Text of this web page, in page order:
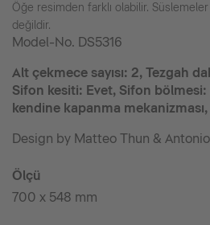
Öğe resimden farklı olabilir.
değildir.
Model-No. DS5316
Alt çekmece sayısı: 2, Tezgah
Sifon kesiti: Evet, Sifon bölmesi:
kendine kapanma
Design by Matteo Thun &
Ölçü
700 x 548 mm